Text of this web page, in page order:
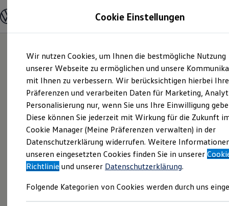
Hauptinhalt
springen
Footer
springen
Modelle und Konfigurator
Modelle vergleichen
Elektroautos
ENERGY Sondermodelle
Nutzfahrzeuge
SUV und CUV
Familienautos
Kombis
Kompaktwagen
Sportwagen
Schnell verfügbare Fahrzeuge
Angebote und Produkte
Aktuelle Angebote
E-Auto-Förderung
Volkswagen Marktplatz
Junge Gebrauchtwagen und Gebrauchtwagen
Cookie Einstellungen
Wir nutzen Cookies, um Ihnen die bestmögliche Nutzung
unserer Webseite zu ermöglichen und unsere
mit Ihnen zu verbessern. Wir berücksichtigen hierbei Ihre
Präferenzen und verarbeiten Daten für Marketing,
Personalisierung nur, wenn Sie uns Ihre Einwilligung
Diese können Sie jederzeit mit Wirkung für die Zukunft
Cookie Manager (Meine Präferenzen verwalten) in der
Datenschutzerklärung widerrufen. Weitere
unseren eingesetzten Cookies finden Sie in unserer
Richtlinie und unserer Datenschutzerklärung.
Folgende Kategorien von Cookies werden durch uns